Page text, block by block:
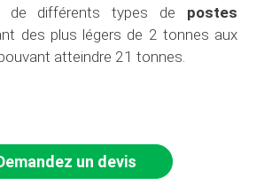
de différents types de postes
des plus légers de 2 tonnes aux
atteindre 21 tonnes.
un devis